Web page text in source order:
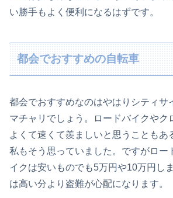
い勝手もよく便利になるはずです。
都会でおすすめの自転車
都会でおすすめなのはやはりシティサ
マチャリでしょう。ロードバイクやク
よくて速くて羨ましいと思うこともあ
私もそう思っていました。ですがロー
イクは安いものでも5万円や10万円し
は高い分より盗難が心配になります。